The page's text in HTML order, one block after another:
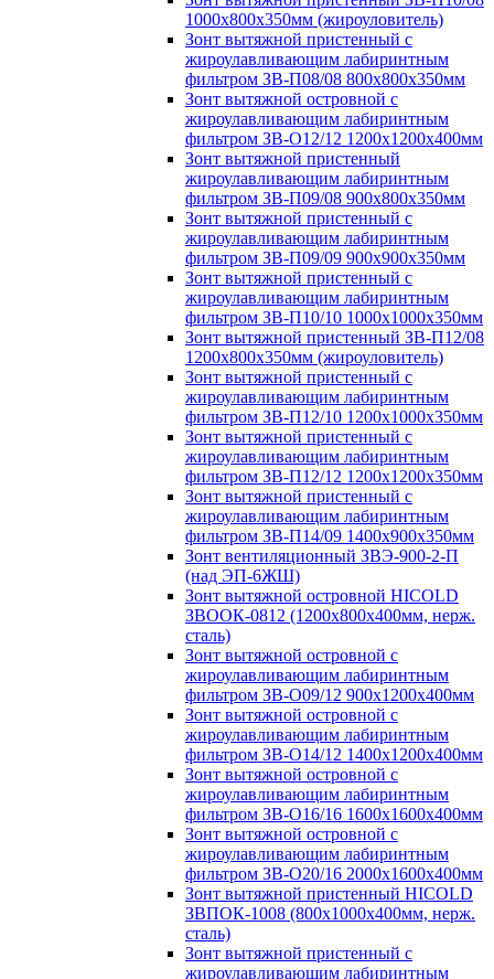
1000х800х350мм (жироуловитель)
Зонт вытяжной пристенный с
жироулавливающим лабиринтным
фильтром ЗВ-П08/08 800х800х350мм
Зонт вытяжной островной с
жироулавливающим лабиринтным
фильтром ЗВ-О12/12 1200х1200х400мм
Зонт вытяжной пристенный
жироулавливающим лабиринтным
фильтром ЗВ-П09/08 900х800х350мм
Зонт вытяжной пристенный с
жироулавливающим лабиринтным
фильтром ЗВ-П09/09 900х900х350мм
Зонт вытяжной пристенный с
жироулавливающим лабиринтным
фильтром ЗВ-П10/10 1000х1000х350мм
Зонт вытяжной пристенный ЗВ-П12/08
1200х800х350мм (жироуловитель)
Зонт вытяжной пристенный с
жироулавливающим лабиринтным
фильтром ЗВ-П12/10 1200х1000х350мм
Зонт вытяжной пристенный с
жироулавливающим лабиринтным
фильтром ЗВ-П12/12 1200х1200х350мм
Зонт вытяжной пристенный с
жироулавливающим лабиринтным
фильтром ЗВ-П14/09 1400х900х350мм
Зонт вентиляционный ЗВЭ-900-2-П
(над ЭП-6ЖШ)
Зонт вытяжной островной HICOLD
ЗВООК-0812 (1200х800x400мм, нерж.
сталь)
Зонт вытяжной островной с
жироулавливающим лабиринтным
фильтром ЗВ-О09/12 900х1200х400мм
Зонт вытяжной островной с
жироулавливающим лабиринтным
фильтром ЗВ-О14/12 1400х1200х400мм
Зонт вытяжной островной с
жироулавливающим лабиринтным
фильтром ЗВ-О16/16 1600х1600х400мм
Зонт вытяжной островной с
жироулавливающим лабиринтным
фильтром ЗВ-О20/16 2000х1600х400мм
Зонт вытяжной пристенный HICOLD
ЗВПОК-1008 (800х1000х400мм, нерж.
сталь)
Зонт вытяжной пристенный с
жироулавливающим лабиринтным